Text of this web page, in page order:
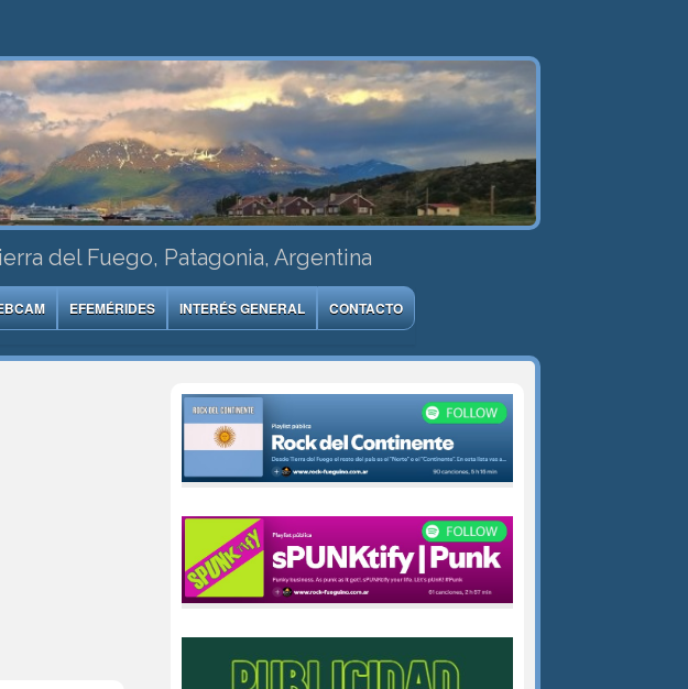
del Fuego, Patagonia, Argentina
EFEMÉRIDES INTERÉS GENERAL CONTACTO